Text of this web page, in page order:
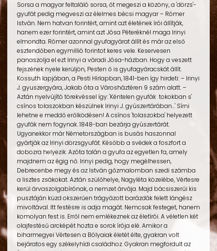
Sorsa a magyar feltaláló sorsa, őt megeszi a közöny, a 'dörzs'-
gyufát pedig megveszi az élelmes bécsi magyar – Rómer
István. Nem hatvan forintért, amint azt életének írói állítják,
hanem ezer forintért, amint azt Jósa Péteréknél maga Irinyi
elmondta. Rómer azonnal gyufagyárat állít és már az első
esztendőben egymillió forintot keres vele. Keservesen
panaszolja el ezt Irinyi a váradi Jósa-házban. Hogy a veszett
fejszének nyele kerüljön, Pesten ő is gyufagyáracskát állít.
Kossuth lapjában, a Pesti Hírlapban, 1841-ben így hirdeti: – Irinyi
J. gyuszergyára, Jakab óta a Városháztéren 9 szám alatt. –
Aztán nyelvújító törekvéssel így: 'Kéntelen gyufák tokokban s'
csínos tolaszokban készülnek Irinyi J. gyúszertárában...' Sírni
lehetne e meddő erőlködésen! A csínos 'tolaszokba' helyezett
gyufák nem fogynak. 1848-ban bezárja gyúszertárát.
Ugyanekkor már Németországban is busás haszonnal
gyártják az Irinyi dörzsgyufát. Később a svédek a foszfort a
dobozra helyezik. Azóta talán a gyufa az egyetlen fa, amely
majdnem az égig nő. Irinyi pedig, hogy megélhessen,
Debrecenbe megy és az István gőzmalomban szedi számba
a lisztes zsákokat. Aztán szülőhelye, Nagyléta közelébe, Vértesre
kerül árvaszolgabírónak, a nemzet árvája. Majd bácsiszerűi kis
pusztáján küzd okszerűen trágyázott barázdák felett lángész
mivoltával. Itt festésre is adja magát. Nemcsak festeget, hanem
komolyan fest is. Erről nem emlékeznek az életírói. A véletlen két
olajfestésű arcképét hozta e sorok írója elé. Amikor a
biharmegyei Vértesen a Bólyaiak életét élte, gyakran volt
bejáratos egy székelyhídi családhoz. Gyakran megfordult az